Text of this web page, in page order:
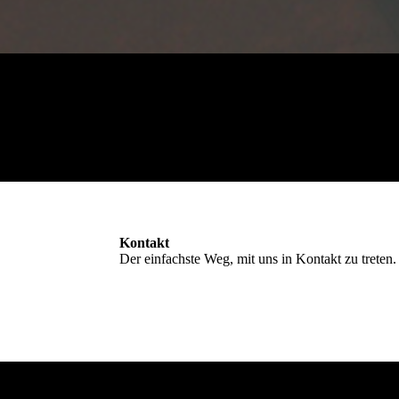
Kontakt
Der einfachste Weg, mit uns in Kontakt zu